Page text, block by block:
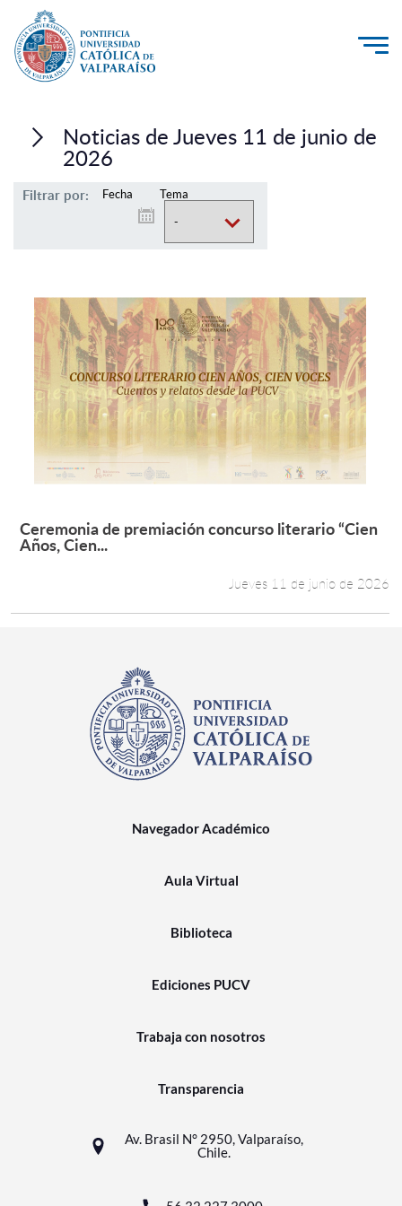
Investigación, Creación e Innovación
Vinculación con el Medio
Pregrado
Postgrado
Formación Continua
Estudiantes
Académicos
Funcionarios
Alumni
Noticias de Jueves 11 de junio de
2026
Filtrar por: Fecha Tema
Leer más +
Ceremonia de premiación concurso literario “Cien
Años, Cien...
Jueves 11 de junio de 2026
Navegador Académico
Aula Virtual
Biblioteca
Ediciones PUCV
Trabaja con nosotros
Transparencia
Av. Brasil N° 2950, Valparaíso,
Chile.